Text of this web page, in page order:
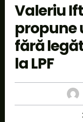
Valeriu
propune
fără
la LPF